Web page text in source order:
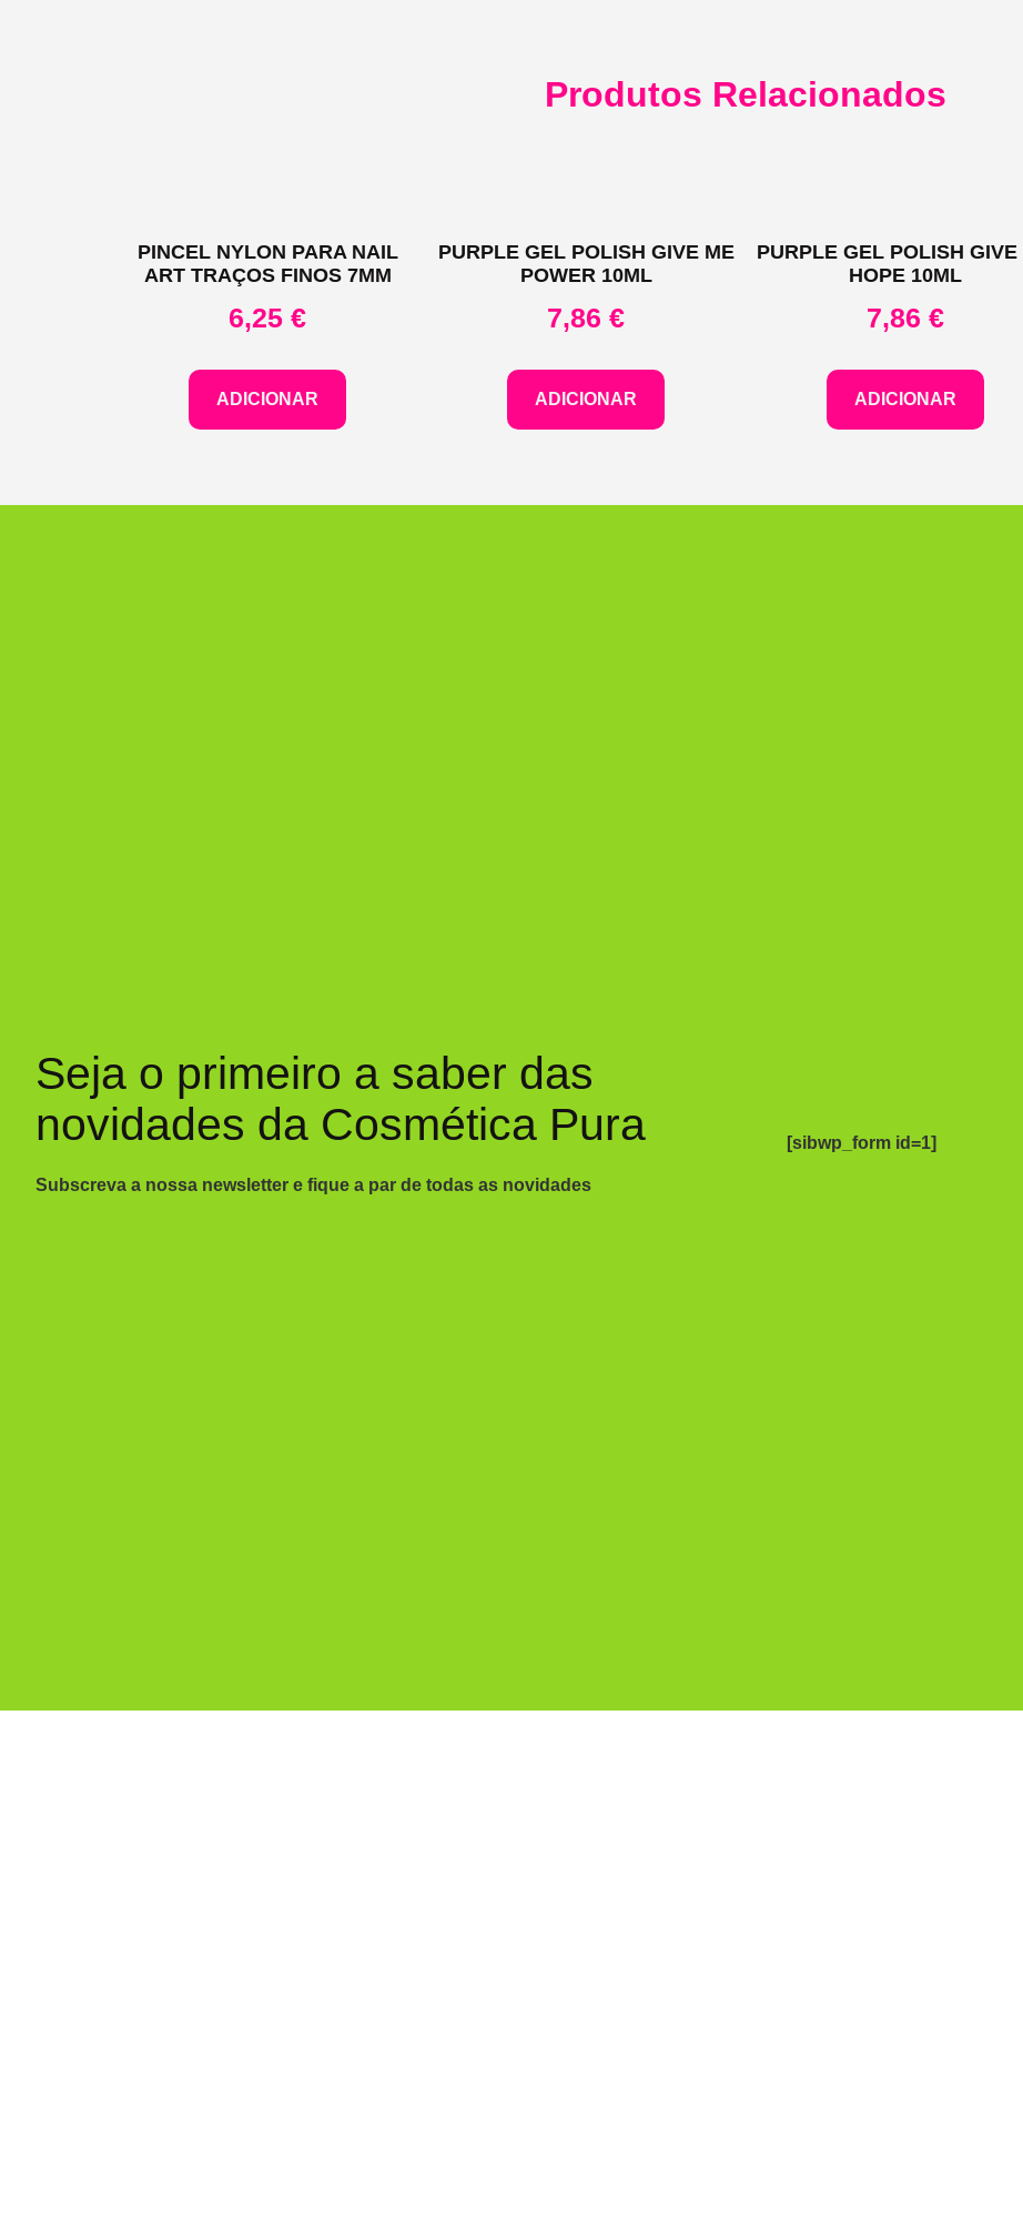
Produtos Relacionados
PINCEL NYLON PARA NAIL
ART TRAÇOS FINOS 7MM
6,25€
ADICIONAR
PURPLE GEL POLISH GIVE ME
POWER 10ML
7,86€
ADICIONAR
PURPLE GEL POLISH GIVE
HOPE 10ML
7,86 €
ADICIONAR
Seja o primeiro a saber das
novidades da Cosmética Pura
Subscreva a nossa newsletter e fique a par de todas as novidades
[sibwp_form id=1]